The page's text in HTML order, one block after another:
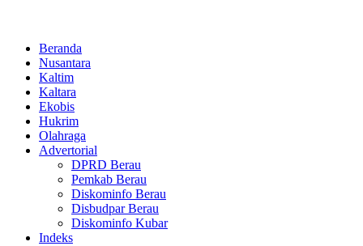
Beranda
Nusantara
Kaltim
Kaltara
Ekobis
Hukrim
Olahraga
Advertorial
DPRD Berau
Pemkab Berau
Diskominfo Berau
Disbudpar Berau
Diskominfo Kubar
Indeks